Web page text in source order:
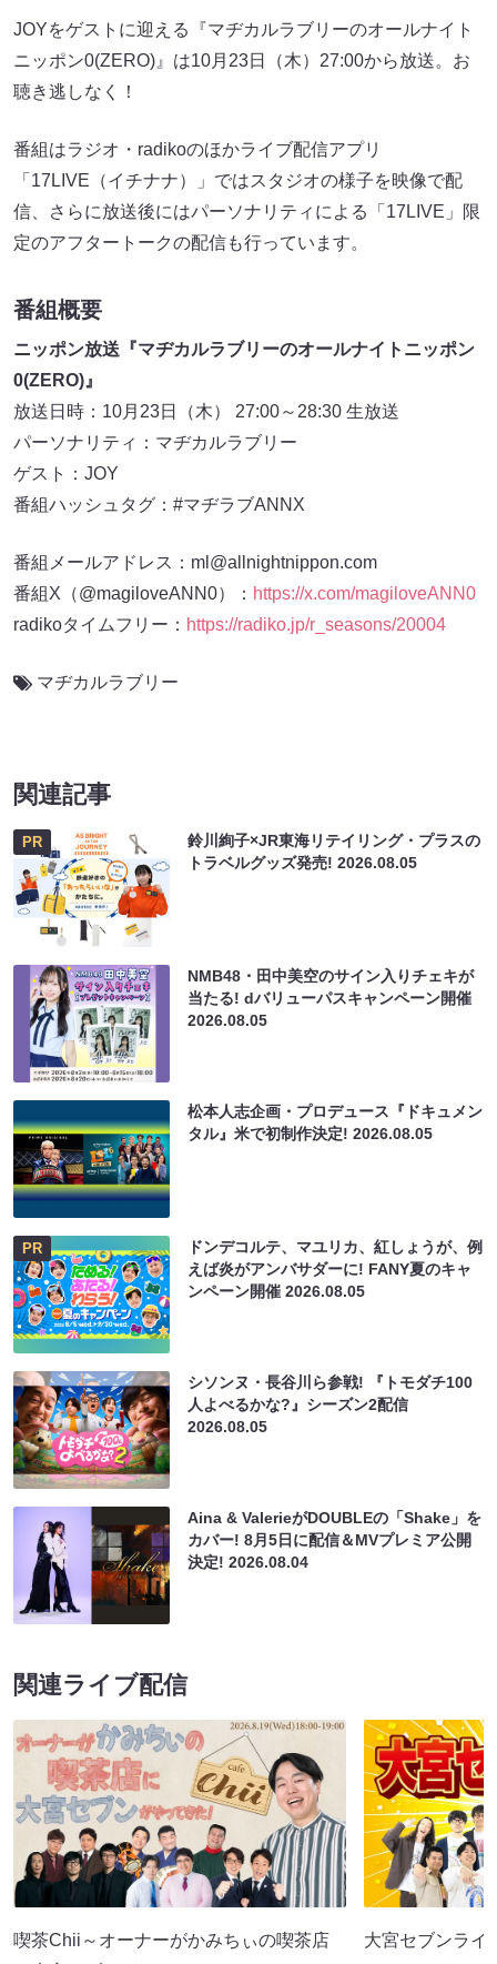
JOYをゲストに迎える『マヂカルラブリーのオールナイト
ニッポン0(ZERO)』は10月23日（木）27:00から放送。お
聴き逃しなく！
番組はラジオ・radikoのほかライブ配信アプリ
「17LIVE（イチナナ）」ではスタジオの様子を映像で配
信、さらに放送後にはパーソナリティによる「17LIVE」限
定のアフタートークの配信も行っています。
番組概要
ニッポン放送『マヂカルラブリーのオールナイトニッポン
0(ZERO)』
放送日時：10月23日（木） 27:00～28:30 生放送
パーソナリティ：マヂカルラブリー
ゲスト：JOY
番組ハッシュタグ：#マヂラブANNX
番組メールアドレス：ml@allnightnippon.com
番組X（@magiloveANN0）： https://x.com/magiloveANN0
radikoタイムフリー： https://radiko.jp/r_seasons/20004
マヂカルラブリー
関連記事
PR
鈴川絢子×JR東海リテイリング・プラスの
トラベルグッズ発売!2026.08.05
NMB48・田中美空のサイン入りチェキが
当たる! dバリューパスキャンペーン開催
2026.08.05
松本人志企画・プロデュース『ドキュメン
タル』米で初制作決定!2026.08.05
PR
ドンデコルテ、マユリカ、紅しょうが、例
えば炎がアンバサダーに! FANY夏のキャ
ンペーン開催2026.08.05
シソンヌ・長谷川ら参戦! 『トモダチ100
人よべるかな?』シーズン2配信
2026.08.05
Aina & ValerieがDOUBLEの「Shake」を
カバー! 8月5日に配信＆MVプレミア公開
決定!2026.08.04
関連ライブ配信
喫茶Chii～オーナーがかみちぃの喫茶店
大宮セブンラ